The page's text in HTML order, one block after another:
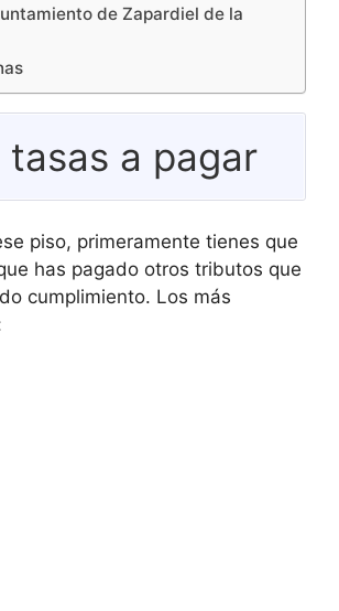
de Zapardiel de la
tasas a pagar
piso, primeramente tienes que
has pagado otros tributos que
cumplimiento. Los más